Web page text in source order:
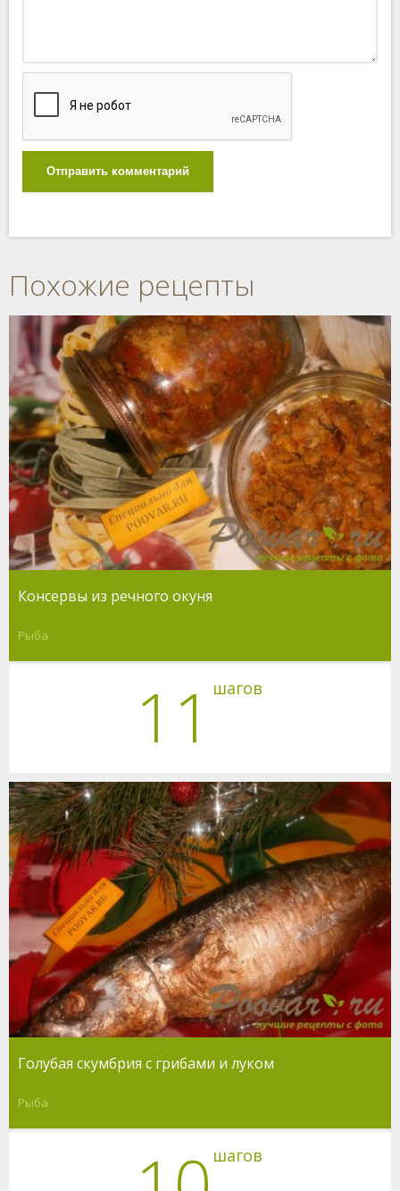
Отправить комментарий
Похожие рецепты
Консервы из речного окуня
Рыба
11 шагов
Голубая скумбрия с грибами и луком
Рыба
шагов